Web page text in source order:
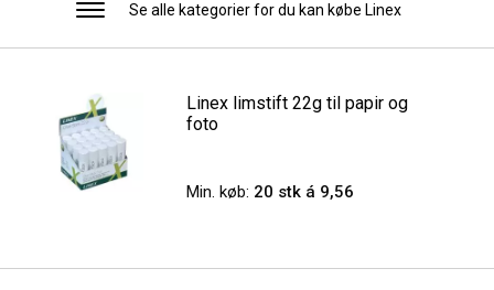
Se alle kategorier for du kan købe Linex
Toggle
Linex limstift 22g til papir og
foto
Min. køb: 20 stk á 9,56